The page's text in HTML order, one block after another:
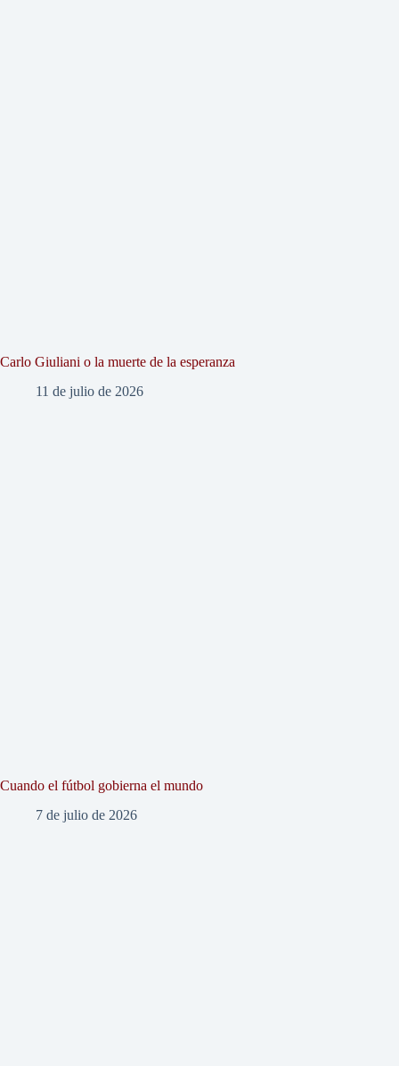
Carlo Giuliani o la muerte de la esperanza
11 de julio de 2026
Cuando el fútbol gobierna el mundo
7 de julio de 2026